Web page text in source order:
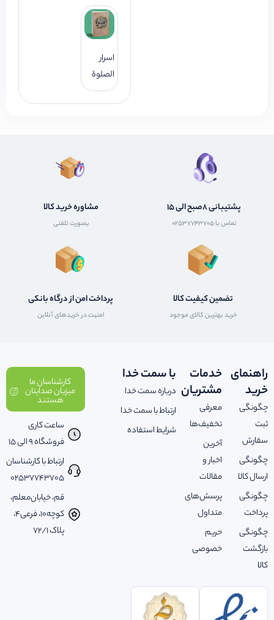
اسرار
الصلوة
پشتیبانی 8صبح الی 15
تماس با 02537743705
مشاوره خرید کالا
بصورت تلفنی
تضمین کیفیت کالا
خرید بهترین کالای موجود
پرداخت امن از درگاه بانکی
امنیت در خریدهای آنلاین
راهنمای
خرید
چگونگی
ثبت
سفارش
چگونگی
ارسال کالا
چگونگی
پرداخت
چگونگی
بازگشت
کالا
خدمات
مشتریان
معرفی
تخفیف‌ها
آخرین
اخبار و
مقالات
پرسش‌های
متداول
حریم
خصوصی
با سمت خدا
درباره سمت خدا
ارتباط با سمت خدا
شرایط استفاده
کارشناسان ما
میزبان صدایتان
هستند
ساعت کاری
فروشگاه 9 الی 15
ارتباط با کارشناسان
02537743705
قم، خیابان‌معلم،
کوچه‌10، فرعی‌4،
پلاک ‌72/1